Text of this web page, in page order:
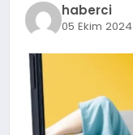
haberci
05 Ekim 2024